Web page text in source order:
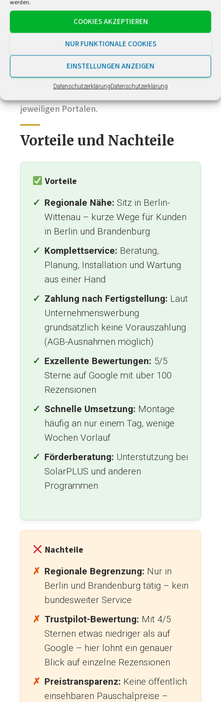
werden.
COOKIES AKZEPTIEREN
NUR FUNKTIONALE COOKIES
EINSTELLUNGEN ANZEIGEN
DatenschutzerklärungDatenschutzerklärung
Google 5,0 / 5
~4,0 / 5
Bewertungen können sich jederzeit ändern.
Prüfen Sie die aktuellen Werte direkt auf den
jeweiligen Portalen.
Vorteile und Nachteile
Vorteile
Regionale Nähe: Sitz in Berlin-
Wittenau – kurze Wege für Kunden
in Berlin und Brandenburg
Komplettservice: Beratung,
Planung, Installation und Wartung
aus einer Hand
Zahlung nach Fertigstellung: Laut
Unternehmenswerbung
grundsätzlich keine Vorauszahlung
(AGB-Ausnahmen möglich)
Exzellente Bewertungen: 5/5
Sterne auf Google mit über 100
Rezensionen
Schnelle Umsetzung: Montage
häufig an nur einem Tag, wenige
Wochen Vorlauf
Förderberatung: Unterstützung bei
SolarPLUS und anderen
Programmen
Nachteile
Regionale Begrenzung: Nur in
Berlin und Brandenburg tätig – kein
bundesweiter Service
Trustpilot-Bewertung: Mit 4/5
Sternen etwas niedriger als auf
Google – hier lohnt ein genauer
Blick auf einzelne Rezensionen
Preistransparenz: Keine öffentlich
einsehbaren Pauschalpreise –